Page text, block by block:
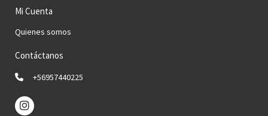
Mi Cuenta
Quienes somos
Contáctanos
+56957440225